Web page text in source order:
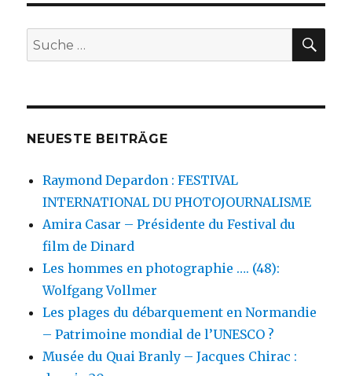
Suche
nach:
NEUESTE BEITRÄGE
Raymond Depardon : FESTIVAL
INTERNATIONAL DU PHOTOJOURNALISME
Amira Casar – Présidente du Festival du
film de Dinard
Les hommes en photographie …. (48):
Wolfgang Vollmer
Les plages du débarquement en Normandie
– Patrimoine mondial de l’UNESCO ?
Musée du Quai Branly – Jacques Chirac :